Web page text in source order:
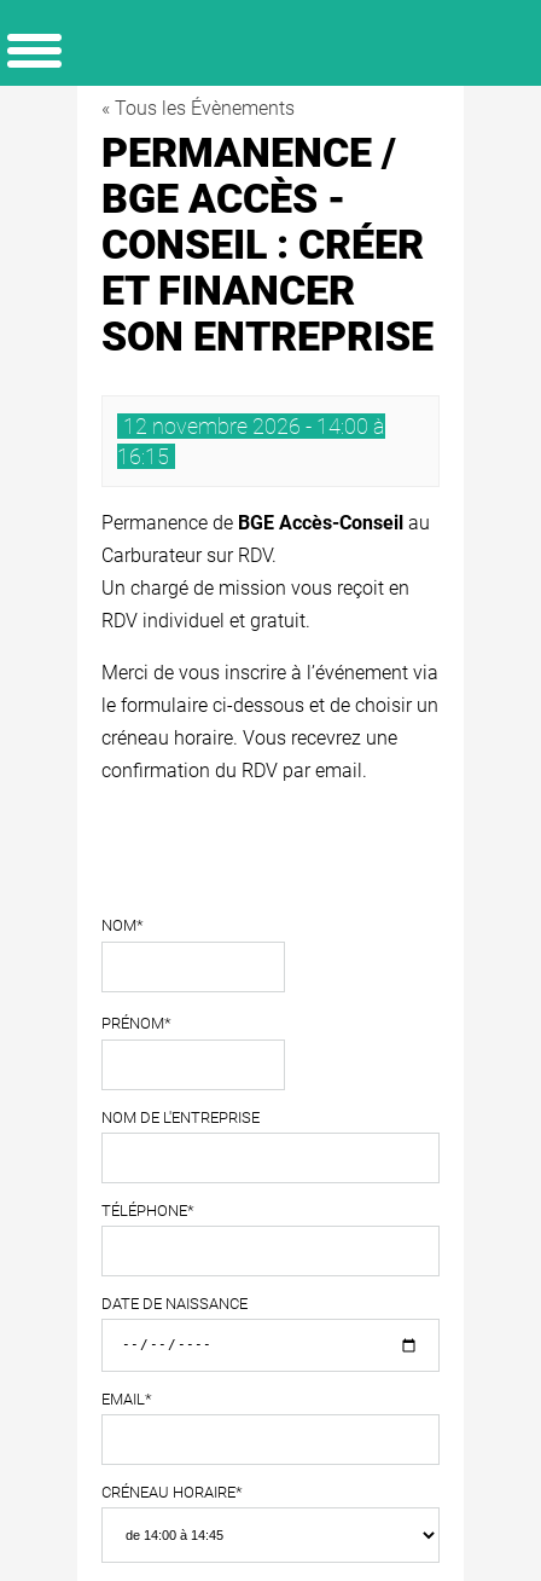
« Tous les Évènements
PERMANENCE /
BGE ACCÈS -
CONSEIL : CRÉER
ET FINANCER
SON ENTREPRISE
12 novembre 2026 - 14:00 à
16:15
Permanence de BGE Accès-Conseil au
Carburateur sur RDV.
Un chargé de mission vous reçoit en
RDV individuel et gratuit.
Merci de vous inscrire à l’événement via
le formulaire ci-dessous et de choisir un
créneau horaire. Vous recevrez une
confirmation du RDV par email.
NOM*
PRÉNOM*
NOM DE L'ENTREPRISE
TÉLÉPHONE*
DATE DE NAISSANCE
EMAIL*
CRÉNEAU HORAIRE*